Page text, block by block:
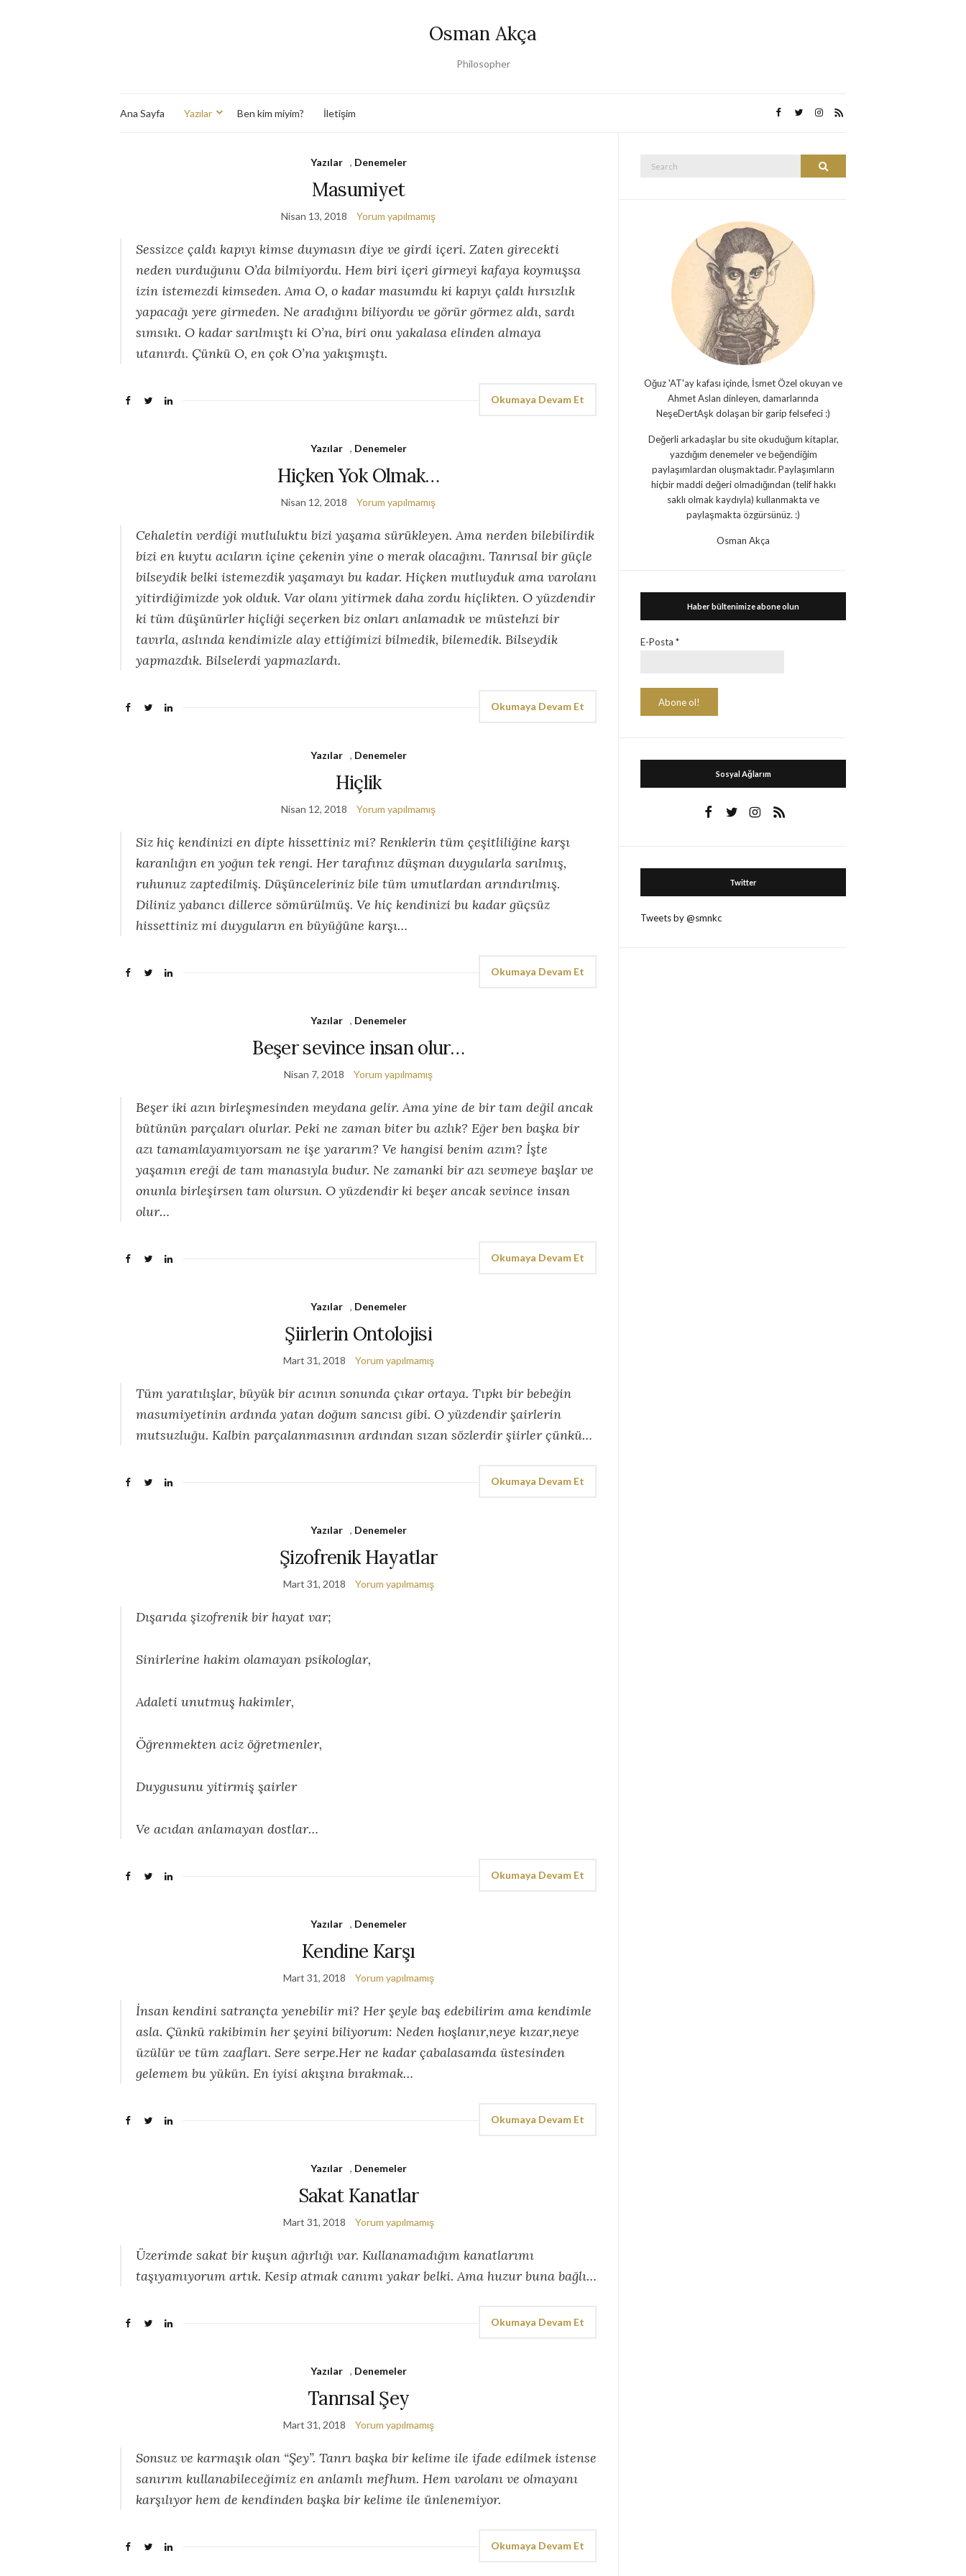
Osman Akça
Philosopher
Ana Sayfa Yazılar Ben kim miyim? İletişim
Yazılar , Denemeler
Masumiyet
Nisan 13, 2018 Yorum yapılmamış
Sessizce çaldı kapıyı kimse duymasın diye ve girdi içeri. Zaten girecekti
neden vurduğunu O’da bilmiyordu. Hem biri içeri girmeyi kafaya koymuşsa
izin istemezdi kimseden. Ama O, o kadar masumdu ki kapıyı çaldı hırsızlık
yapacağı yere girmeden. Ne aradığını biliyordu ve görür görmez aldı, sardı
sımsıkı. O kadar sarılmıştı ki O’na, biri onu yakalasa elinden almaya
utanırdı. Çünkü O, en çok O’na yakışmıştı.
Okumaya Devam Et
Yazılar , Denemeler
Hiçken Yok Olmak…
Nisan 12, 2018 Yorum yapılmamış
Cehaletin verdiği mutluluktu bizi yaşama sürükleyen. Ama nerden bilebilirdik
bizi en kuytu acıların içine çekenin yine o merak olacağını. Tanrısal bir güçle
bilseydik belki istemezdik yaşamayı bu kadar. Hiçken mutluyduk ama varolanı
yitirdiğimizde yok olduk. Var olanı yitirmek daha zordu hiçlikten. O yüzdendir
ki tüm düşünürler hiçliği seçerken biz onları anlamadık ve müstehzi bir
tavırla, aslında kendimizle alay ettiğimizi bilmedik, bilemedik. Bilseydik
yapmazdık. Bilselerdi yapmazlardı.
Okumaya Devam Et
Yazılar , Denemeler
Hiçlik
Nisan 12, 2018 Yorum yapılmamış
Siz hiç kendinizi en dipte hissettiniz mi? Renklerin tüm çeşitliliğine karşı
karanlığın en yoğun tek rengi. Her tarafınız düşman duygularla sarılmış,
ruhunuz zaptedilmiş. Düşünceleriniz bile tüm umutlardan arındırılmış.
Diliniz yabancı dillerce sömürülmüş. Ve hiç kendinizi bu kadar güçsüz
hissettiniz mi duyguların en büyüğüne karşı…
Okumaya Devam Et
Yazılar , Denemeler
Beşer sevince insan olur…
Nisan 7, 2018 Yorum yapılmamış
Beşer iki azın birleşmesinden meydana gelir. Ama yine de bir tam değil ancak
bütünün parçaları olurlar. Peki ne zaman biter bu azlık? Eğer ben başka bir
azı tamamlayamıyorsam ne işe yararım? Ve hangisi benim azım? İşte
yaşamın ereği de tam manasıyla budur. Ne zamanki bir azı sevmeye başlar ve
onunla birleşirsen tam olursun. O yüzdendir ki beşer ancak sevince insan
olur…
Okumaya Devam Et
Yazılar , Denemeler
Şiirlerin Ontolojisi
Mart 31, 2018 Yorum yapılmamış
Tüm yaratılışlar, büyük bir acının sonunda çıkar ortaya. Tıpkı bir bebeğin
masumiyetinin ardında yatan doğum sancısı gibi. O yüzdendir şairlerin
mutsuzluğu. Kalbin parçalanmasının ardından sızan sözlerdir şiirler çünkü…
Okumaya Devam Et
Yazılar , Denemeler
Şizofrenik Hayatlar
Mart 31, 2018 Yorum yapılmamış
Dışarıda şizofrenik bir hayat var;
Sinirlerine hakim olamayan psikologlar,
Adaleti unutmuş hakimler,
Öğrenmekten aciz öğretmenler,
Duygusunu yitirmiş şairler
Ve acıdan anlamayan dostlar…
Okumaya Devam Et
Yazılar , Denemeler
Kendine Karşı
Mart 31, 2018 Yorum yapılmamış
İnsan kendini satrançta yenebilir mi? Her şeyle baş edebilirim ama kendimle
asla. Çünkü rakibimin her şeyini biliyorum: Neden hoşlanır,neye kızar,neye
üzülür ve tüm zaafları. Sere serpe.Her ne kadar çabalasamda üstesinden
gelemem bu yükün. En iyisi akışına bırakmak…
Okumaya Devam Et
Yazılar , Denemeler
Sakat Kanatlar
Mart 31, 2018 Yorum yapılmamış
Üzerimde sakat bir kuşun ağırlığı var. Kullanamadığım kanatlarımı
taşıyamıyorum artık. Kesip atmak canımı yakar belki. Ama huzur buna bağlı…
Okumaya Devam Et
Yazılar , Denemeler
Tanrısal Şey
Mart 31, 2018 Yorum yapılmamış
Sonsuz ve karmaşık olan “Şey”. Tanrı başka bir kelime ile ifade edilmek istense
sanırım kullanabileceğimiz en anlamlı mefhum. Hem varolanı ve olmayanı
karşılıyor hem de kendinden başka bir kelime ile ünlenemiyor.
Okumaya Devam Et
Search
Oğuz 'AT'ay kafası içinde, İsmet Özel okuyan ve
Ahmet Aslan dinleyen, damarlarında
NeşeDertAşk dolaşan bir garip felsefeci :)
Değerli arkadaşlar bu site okuduğum kitaplar,
yazdığım denemeler ve beğendiğim
paylaşımlardan oluşmaktadır. Paylaşımların
hiçbir maddi değeri olmadığından (telif hakkı
saklı olmak kaydıyla) kullanmakta ve
paylaşmakta özgürsünüz. :)
Osman Akça
Haber bültenimize abone olun
E-Posta*
Sosyal Ağlarım
Twitter
Tweets by @smnkc